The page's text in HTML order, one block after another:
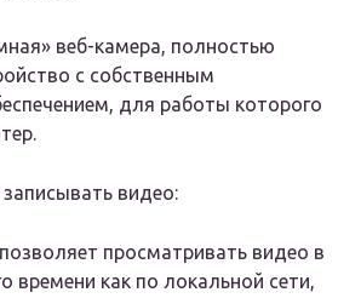
веб-камера, полностью
с собственным
для работы которого
видео:
просматривать видео в
времени как по локальной сети,